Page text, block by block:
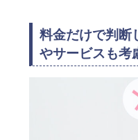
料金だけで判断
やサービスも考